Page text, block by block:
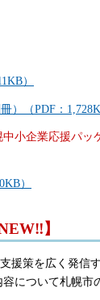
）
）（PDF：
小企業応援パッ
）
】
援策を広く発信
について札幌市